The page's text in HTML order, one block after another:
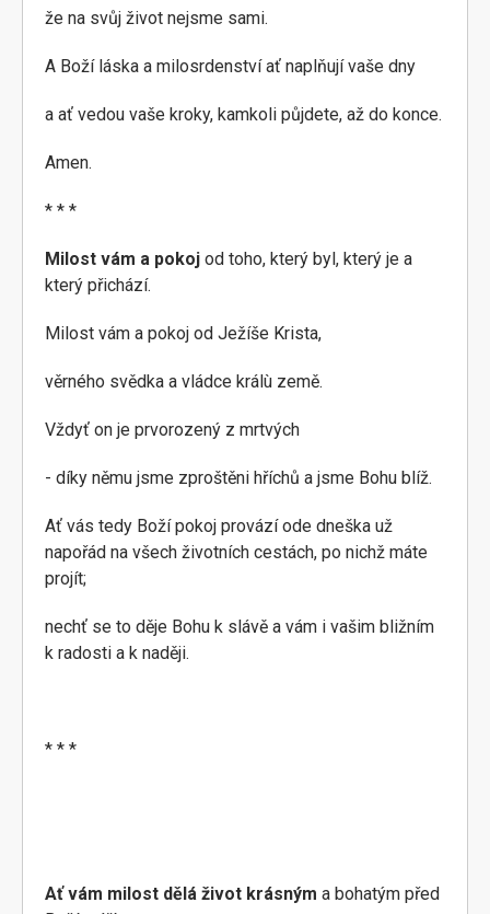
že na svůj život nejsme sami.
A Boží láska a milosrdenství ať naplňují vaše dny
a ať vedou vaše kroky, kamkoli půjdete, až do konce.
Amen.
* * *
Milost vám a pokoj od toho, který byl, který je a
který přichází.
Milost vám a pokoj od Ježíše Krista,
věrného svědka a vládce králù země.
Vždyť on je prvorozený z mrtvých
- díky němu jsme zproštěni hříchů a jsme Bohu blíž.
Ať vás tedy Boží pokoj provází ode dneška už
napořád na všech životních cestách, po nichž máte
projít;
nechť se to děje Bohu k slávě a vám i vašim bližním
k radosti a k naději.
* * *
Ať vám milost dělá život krásným a bohatým před